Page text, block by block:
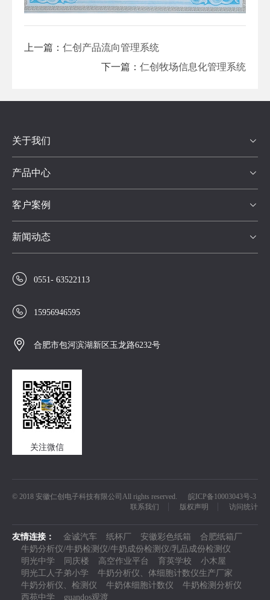
上一篇： 仁创产品流向管理系统
下一篇： 仁创牧场信息化管理系统
关于我们 
产品中心 
客户案例 
新闻动态 
 0551- 63522113
 15956946595
 合肥市包河滨湖新区玉龙路6232号
关注微信
© 2018 安徽仁创电子科技有限公司All rights reserved.
皖ICP备10003043号-3
联系我们
版权声明 访问统计
友情连接： 金诚汽车 纸杯厂 安徽彩色纸箱
合肥纸箱厂
牛奶分析仪/牛奶检测仪/牛奶成份检测仪/乳品成份检测仪
明光中学
同庆楼 高空作业平台 育英学校
小木屋
明光工人子弟小学
牛奶分析仪、体细胞计数仪生产厂家
牛奶分析仪、检测仪
牛奶体细胞计数仪
牛奶检测分析仪
西苑中学
guandos观渡